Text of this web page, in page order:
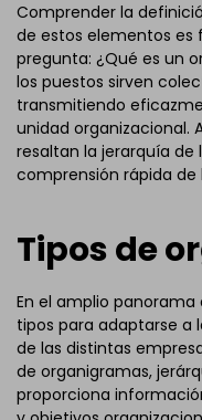
Comprender la
de estos elementos es
pregunta: ¿Qué es un
los puestos sirven
transmitiendo
unidad organizacional.
resaltan la jerarquía de
comprensión rápida de
Tipos de
En el amplio panorama
tipos para adaptarse a
de las distintas
de organigramas,
proporciona